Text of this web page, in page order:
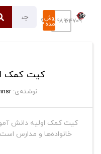
۰۹۳۹۸۹۶۴۷۰۹
فروش
عمده
کیت کمک
نوشته‌ی:
کیت کمک اولیه دانش
خانواده‌ها و مدارس